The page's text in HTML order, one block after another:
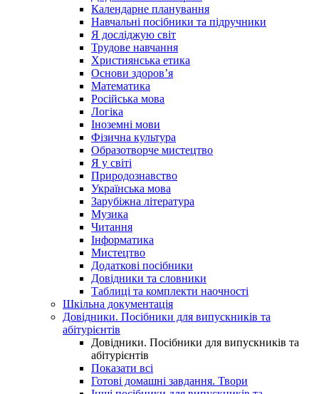
Календарне планування
Навчальні посібники та підручники
Я досліджую світ
Трудове навчання
Християнська етика
Основи здоров’я
Математика
Російська мова
Логіка
Іноземні мови
Фізична культура
Образотворче мистецтво
Я у світі
Природознавство
Українська мова
Зарубіжна література
Музика
Читання
Інформатика
Мистецтво
Додаткові посібники
Довідники та словники
Таблиці та комплекти наочності
Шкільна документація
Довідники. Посібники для випускників та
абітурієнтів
Довідники. Посібники для випускників та
абітурієнтів
Показати всі
Готові домашні завдання. Твори